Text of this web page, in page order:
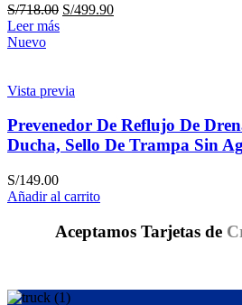
S/718.00 S/499.90
Leer más
Nuevo
Vista previa
Prevenedor De Reflujo De
Ducha, Sello De Trampa Sin
S/149.00
Añadir al carrito
Aceptamos Tarjetas de